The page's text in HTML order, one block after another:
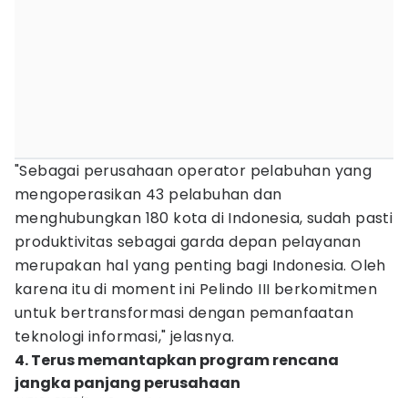
"Sebagai perusahaan operator pelabuhan yang
mengoperasikan 43 pelabuhan dan
menghubungkan 180 kota di Indonesia, sudah pasti
produktivitas sebagai garda depan pelayanan
merupakan hal yang penting bagi Indonesia. Oleh
karena itu di moment ini Pelindo III berkomitmen
untuk bertransformasi dengan pemanfaatan
teknologi informasi," jelasnya.
4. Terus memantapkan program rencana
jangka panjang perusahaan